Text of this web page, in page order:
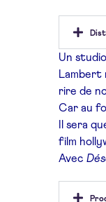
Un
Lambert
rire de
Car au
Il sera
film
Avec